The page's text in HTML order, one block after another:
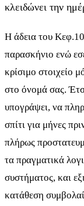
κλειδώνει την
Η άδεια του
παρασκήνιο ενώ
κρίσιμο στοιχείο
στο όνομά σας.
υπογράψει, να
σπίτι για μήνες
πλήρως
τα πραγματικά
συστήματος, και
κατάθεση